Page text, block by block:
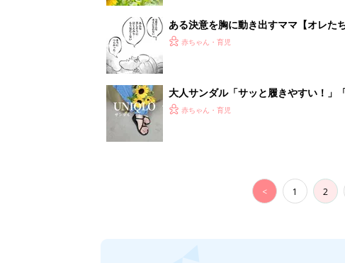
ある決意を胸に動き出すママ【オレた
赤ちゃん・育児
大人サンダル「サッと履きやすい！」
赤ちゃん・育児
< 1 2